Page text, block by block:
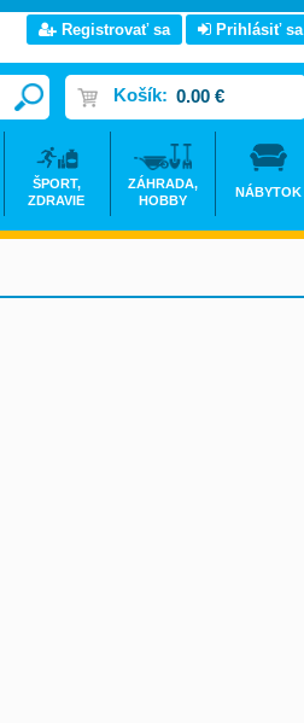
Registrovať sa Prihlásiť sa
Košík: 0.00 €
ŠPORT,
ZDRAVIE
ZÁHRADA,
HOBBY
NÁBYTOK